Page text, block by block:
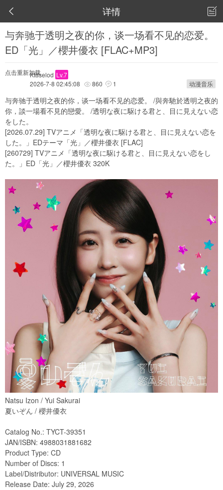
 详情 
与奔驰于透明之夜的你，谈一场看不见的恋爱。
ED「光」／櫻井優衣 [FLAC+MP3]
点击重新加载Ktdselod Lv.7
2026-7-8 02:45:08
 860  1 动漫音乐
与奔驰于透明之夜的你，谈一场看不见的恋爱。 /與奔馳於透明之夜的
你，談一場看不見的戀愛。 /透明な夜に駆ける君と、目に見えない恋
をした。
[2026.07.29] TVアニメ「透明な夜に駆ける君と、目に見えない恋を
した。」EDテーマ「光」／櫻井優衣 [FLAC]
[260729] TVアニメ「透明な夜に駆ける君と、目に見えない恋をし
た。」ED「光」／櫻井優衣 320K
Natsu Izon / Yui Sakurai
夏いぞん / 櫻井優衣
Catalog No.: TYCT-39351
JAN/ISBN: 4988031881682
Product Type: CD
Number of Discs: 1
Label/Distributor: UNIVERSAL MUSIC
Release Date: July 29, 2026